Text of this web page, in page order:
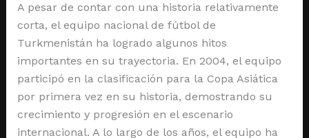
A pesar de contar con una historia relativamente
corta, el equipo nacional de fútbol de
Turkmenistán ha logrado algunos hitos
importantes en su trayectoria. En 2004, el equipo
participó en la clasificación para la Copa Asiática
por primera vez en su historia, demostrando su
crecimiento y progresión en el escenario
internacional. A lo largo de los años, el equipo ha